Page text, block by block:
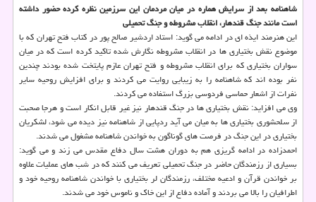
شاهنامه بعد از سرایش هماره در میان مردمان این سرزمین نظره کرده حضور داشته
است مانند جنگ قندهار، انقلاب مشروطه و جنگ تحمیلی
این هنرمند ایذه ای در ادامه می گوید: استاد اردشیر صالح پور در کتاب فتح تهران که با
موضوع نقش بختیاری ها در انقلاب مشروطه نگارش شده تاکید کرده است که در میان
سواران بختیاری که برای انقلاب مشروطه و فتح تهران عازم پایتخت شده بودند چندین
نفر بوده اند که شاهنامه را به زیبایی روایت می کردند و برای افزایش روحیه سایر
نفرات از اشعار حماسی فردوسی بزرگ استفاده می کردند.
وی می افزاید: نقش بختیاری ها در جنگ قندهار نیز غیر قابل انکار است و هرجا صحبت
از سلحشوری بختیاری ها به میان می آید ردپایی از شاهنامه نیز دیده می شود، لشکریان
بختیاری در این جنگ در فرصت های گوناگون به خواندن شاهنامه مشغول می شدند.
احمدزاده در ادامه گریزی هم به دوران هشت سال دفاع مقدس می زند و می گوید:
بسیاری از رزمندگان حاضر در جنگ تحمیلی تعریف می کنند که در شب های عملیات علاوه
بر خواندن قرآن و ادعیه مختلف، رزمندگان لر بختیاری با خواندن شاهنامه روحیه خود و
اطرافیان را بالا می بردند و آماده دفاع از این خاک و ناموس خود می شدند.